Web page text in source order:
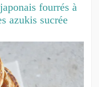
fourrés à
azukis sucrée